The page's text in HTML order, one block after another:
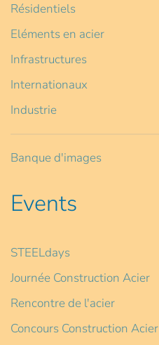
Résidentiels
Eléments en acier
Infrastructures
Internationaux
Industrie
Banque d'images
Events
STEELdays
Journée Construction Acier
Rencontre de l'acier
Concours Construction Acier